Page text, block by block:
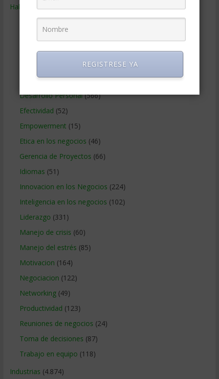
Habilidades(2.843)
Administracion del tiempo(70)
Coaching(101)
Comunicacion en los negocios(180)
Creatividad en la empresa(96)
Delegar(22)
Desarrollo Personal(566)
Efectividad (52)
Empowerment (15)
Etica en los negocios (46)
Gerencia de Proyectos (66)
Idiomas (51)
Innovacion en los Negocios (224)
Inteligencia en los negocios (102)
Liderazgo (331)
Manejo de crisis (60)
Manejo del estrés (85)
Motivacion (164)
Negociacion (122)
Networking(49)
Productividad (123)
Reuniones de negocios (24)
Toma de decisiones (87)
Trabajo en equipo (118)
Industrias (4.874)
REGISTRESE YA